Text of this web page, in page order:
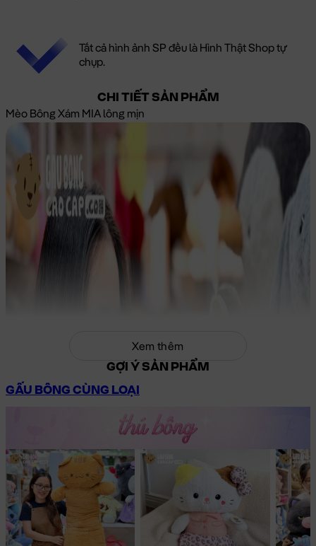
Tất cả hình ảnh SP đều là Hình Thật Shop tự
chụp.
CHI TIẾT SẢN PHẨM
Mèo Bông Xám MIA lông mịn
Xem thêm
GỢI Ý SẢN PHẨM
GẤU BÔNG CÙNG LOẠI